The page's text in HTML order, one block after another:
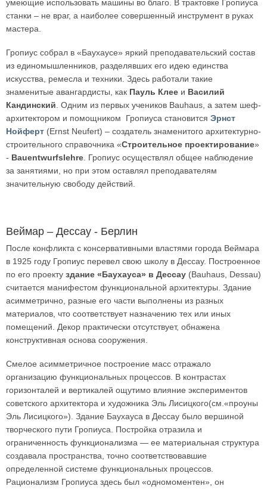
умеющие использовать машины во благо. В трактовке Гропиуса
станки – не враг, а наиболее совершенный инструмент в руках
мастера.
Гропиус собрал в «Баухаусе» яркий преподавательский состав
из единомышленников, разделявших его идею единства
искусства, ремесла и техники. Здесь работали такие
знаменитые авангардисты, как Пауль Клее и Василий
Кандинский . Одним из первых учеников Bauhaus, а затем шеф-
архитектором и помощником Гропиуса становится Эрнст
Нойферт (Ernst Neufert) – создатель знаменитого архитектурно-
строительного справочника «Строительное проектирование»
- Bauentwurfslehre . Гропиус осуществлял общее наблюдение
за занятиями, но при этом оставлял преподавателям
значительную свободу действий.
Веймар – Дессау - Берлин
После конфликта с консервативными властями города Веймара
в 1925 году Гропиус перевел свою школу в Дессау. Построенное
по его проекту здание «Баухауса» в Дессау (Bauhaus, Dessau)
считается манифестом функциональной архитектуры. Здание
асимметрично, разные его части выполнены из разных
материалов, что соответствует назначению тех или иных
помещений. Декор практически отсутствует, обнажена
конструктивная основа сооружения.
Смелое асимметричное построение масс отражало
организацию функциональных процессов. В контрастах
горизонталей и вертикалей ощутимо влияние экспериментов
советского архитектора и художника Эль Лисицкого(см.«проуны
Эль Лисицкого»). Здание Баухауса в Дессау было вершиной
творческого пути Гропиуса. Постройка отразила и
ограниченность функционализма — ее материальная структура
создавала пространства, точно соответствовавшие
определенной системе функциональных процессов.
Рационализм Гропиуса здесь был «одномоментен», он